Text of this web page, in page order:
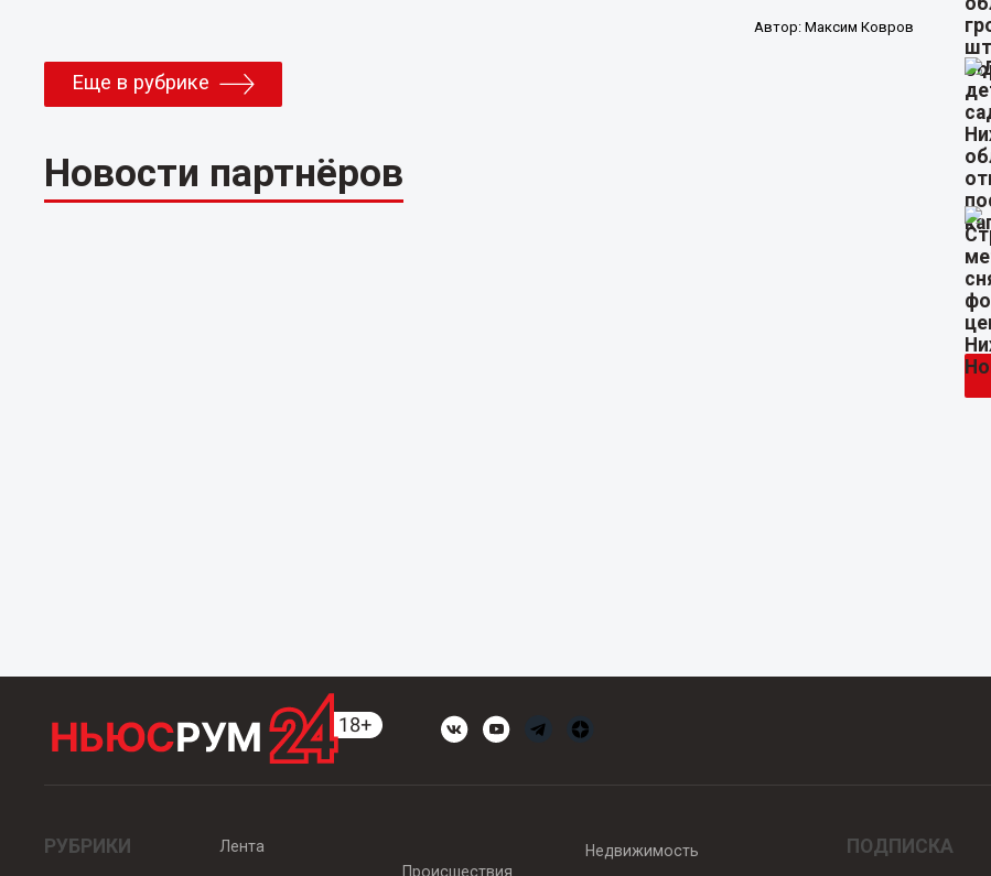
Автор: Максим Ковров
Еще в рубрике
Новости партнёров
РУБРИКИ
Лента
Происшествия
Недвижимость ПОДПИСКА